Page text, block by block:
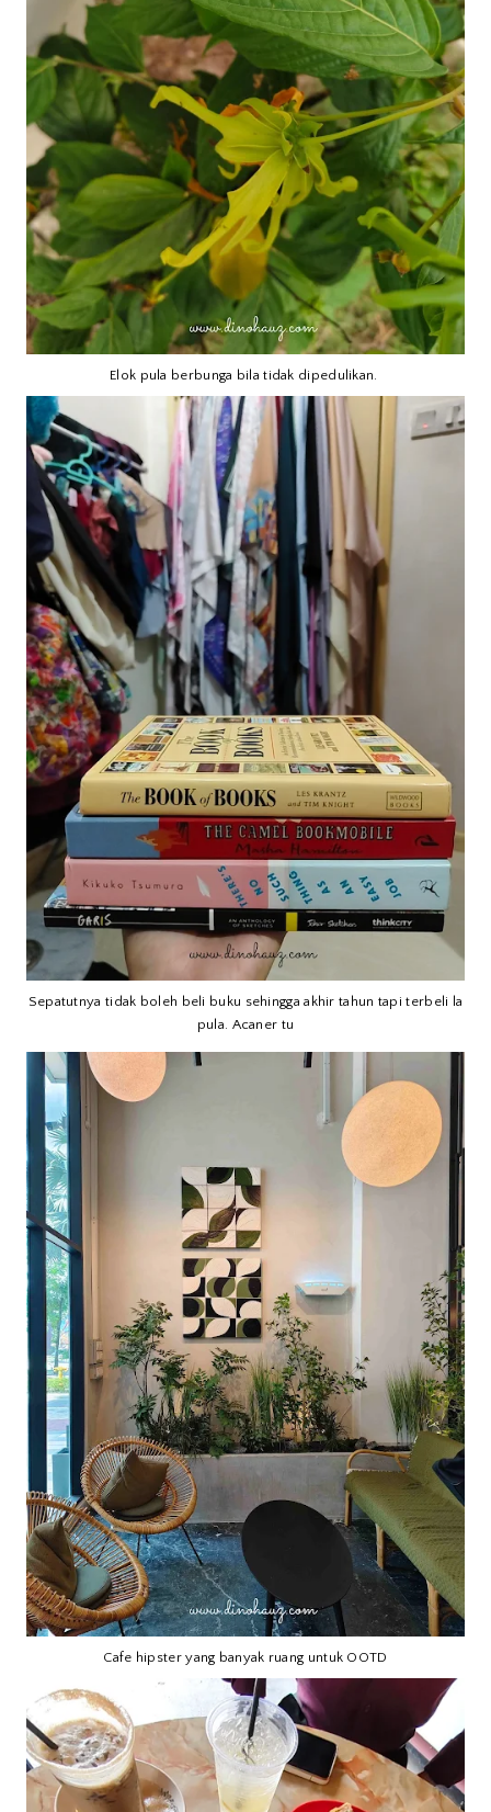
Elok pula berbunga bila tidak dipedulikan.
Sepatutnya tidak boleh beli buku sehingga akhir tahun tapi terbeli la
pula. Acaner tu
Cafe hipster yang banyak ruang untuk OOTD